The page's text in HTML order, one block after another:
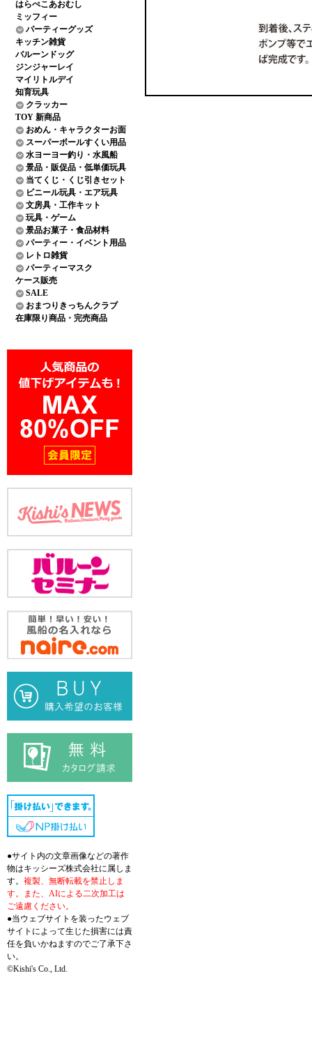
はらぺこあおむし
ミッフィー
パーティーグッズ
キッチン雑貨
バルーンドッグ
ジンジャーレイ
マイリトルデイ
知育玩具
クラッカー
TOY 新商品
おめん・キャラクターお面
スーパーボールすくい用品
水ヨーヨー釣り・水風船
景品・販促品・低単価玩具
当てくじ・くじ引きセット
ビニール玩具・エア玩具
文房具・工作キット
玩具・ゲーム
景品お菓子・食品材料
パーティー・イベント用品
レトロ雑貨
パーティーマスク
ケース販売
SALE
おまつりきっちんクラブ
在庫限り商品・完売商品
●サイト内の文章画像などの著作
物はキッシーズ株式会社に属しま
す。 複製、無断転載を禁止しま
す。また、AIによる二次加工は
ご遠慮ください。
●当ウェブサイトを装ったウェブ
サイトによって生じた損害には責
任を負いかねますのでご了承下さ
い。
©Kishi's Co., Ltd.